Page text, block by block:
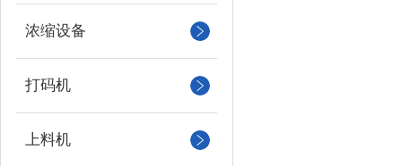
浓缩设备
打码机
上料机